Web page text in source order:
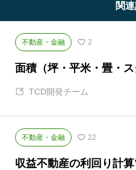
関
不動産・金融 2
面積（坪・平米・畳・
TCD開発チーム
不動産・金融 22
収益不動産の利回り計